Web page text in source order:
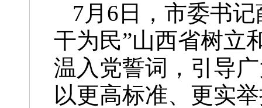
7月6日，市委书
干为民”山西省树立
温入党誓词，引导
以更高标准、更实